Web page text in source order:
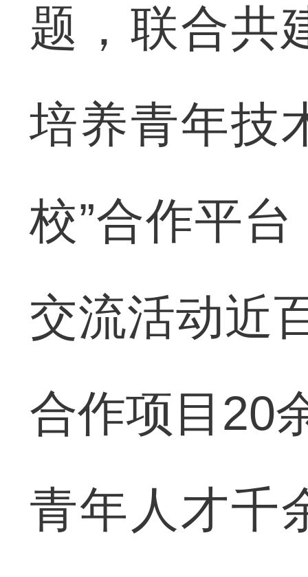
题，联合共
培养青年技
校”合作平
交流活动近
合作项目20
青年人才千